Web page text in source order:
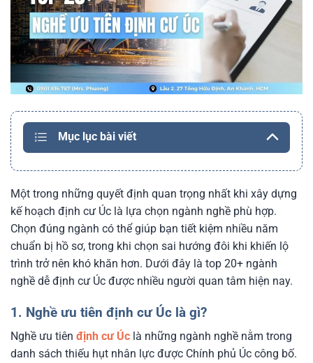
Mục lục bài viết
Một trong những quyết định quan trọng nhất khi xây dựng
kế hoạch định cư Úc là lựa chọn ngành nghề phù hợp.
Chọn đúng ngành có thể giúp bạn tiết kiệm nhiều năm
chuẩn bị hồ sơ, trong khi chọn sai hướng đôi khi khiến lộ
trình trở nên khó khăn hơn. Dưới đây là top 20+ ngành
nghề dễ định cư Úc được nhiều người quan tâm hiện nay.
1. Nghề ưu tiên định cư Úc là gì?
Nghề ưu tiên định cư Úc là những ngành nghề nằm trong
danh sách thiếu hụt nhân lực được Chính phủ Úc công bố.